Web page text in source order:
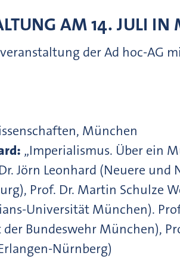
AM 14. JULI IN
der Ad hoc-AG
München
„Imperialismus. Über ein
Jörn Leonhard (Neuere und
Prof. Dr. Martin Schulze
Universität München).
Bundeswehr München),
Nürnberg)